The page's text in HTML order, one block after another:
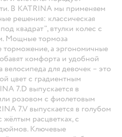
В KATRINA мы применяем
решения: классическая
квадрат", втулки колес с
Мощные тормоза
торможение, а эргономичные
комфорта и удобной
для девочек – это
цвет с градиентным
7.D выпускается в
розовом с фиолетовым
7.V выпускается в голубом
расцветках, с
Ключевые